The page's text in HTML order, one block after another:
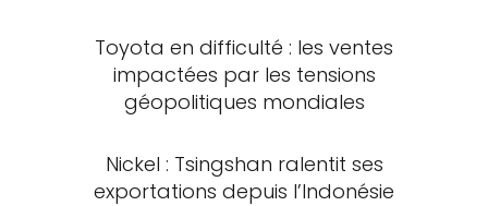
Toyota en difficulté : les ventes
impactées par les tensions
géopolitiques mondiales
Nickel : Tsingshan ralentit ses
exportations depuis l’Indonésie